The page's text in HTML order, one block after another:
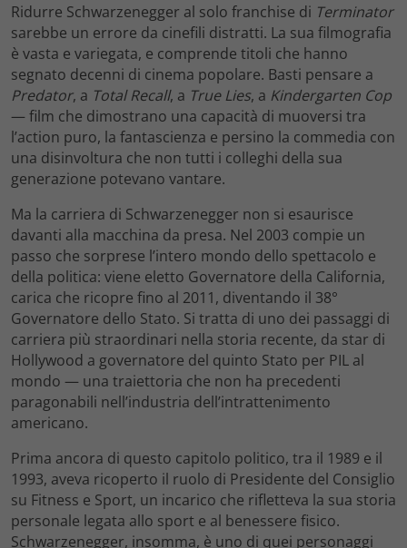
Ridurre Schwarzenegger al solo franchise di Terminator
sarebbe un errore da cinefili distratti. La sua filmografia
è vasta e variegata, e comprende titoli che hanno
segnato decenni di cinema popolare. Basti pensare a
Predator, a Total Recall, a True Lies, a Kindergarten Cop
— film che dimostrano una capacità di muoversi tra
l’action puro, la fantascienza e persino la commedia con
una disinvoltura che non tutti i colleghi della sua
generazione potevano vantare.
Ma la carriera di Schwarzenegger non si esaurisce
davanti alla macchina da presa. Nel 2003 compie un
passo che sorprese l’intero mondo dello spettacolo e
della politica: viene eletto Governatore della California,
carica che ricopre fino al 2011, diventando il 38°
Governatore dello Stato. Si tratta di uno dei passaggi di
carriera più straordinari nella storia recente, da star di
Hollywood a governatore del quinto Stato per PIL al
mondo — una traiettoria che non ha precedenti
paragonabili nell’industria dell’intrattenimento
americano.
Prima ancora di questo capitolo politico, tra il 1989 e il
1993, aveva ricoperto il ruolo di Presidente del Consiglio
su Fitness e Sport, un incarico che rifletteva la sua storia
personale legata allo sport e al benessere fisico.
Schwarzenegger, insomma, è uno di quei personaggi